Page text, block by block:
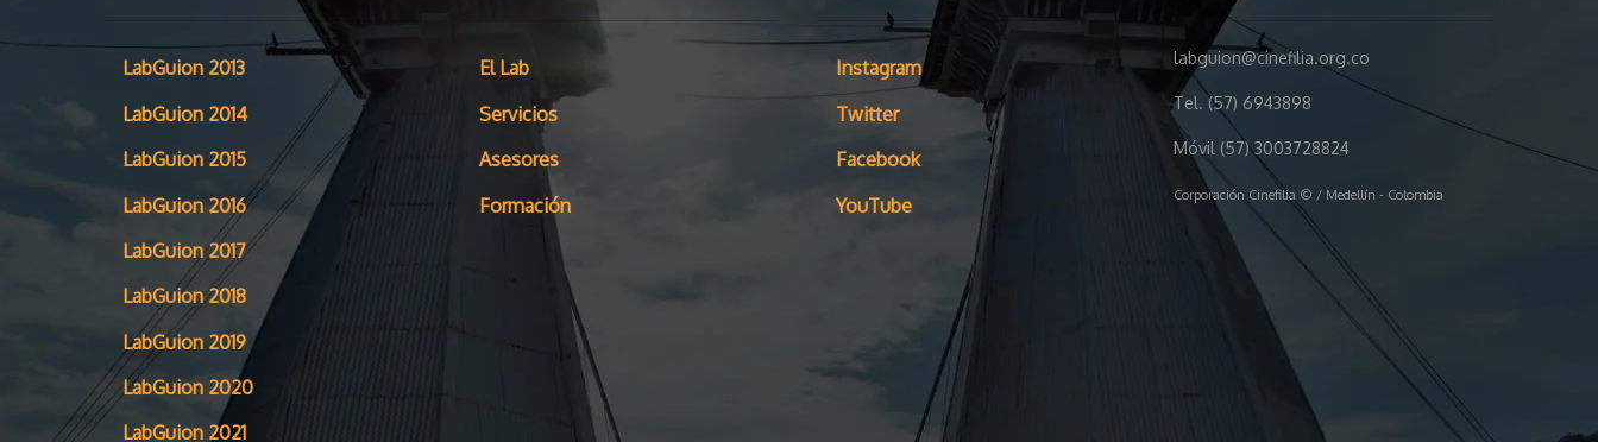
LabGuion 2013
LabGuion 2014
LabGuion 2015
LabGuion 2016
LabGuion 2017
LabGuion 2018
LabGuion 2019
LabGuion 2020
LabGuion 2021
El Lab
Servicios
Asesores
Formación
Instagram
Twitter
Facebook
YouTube
labguion@cinefilia.org.co
Tel. (57) 6943898
Móvil (57) 3003728824
Corporación Cinefilia © / Medellín - Colombia